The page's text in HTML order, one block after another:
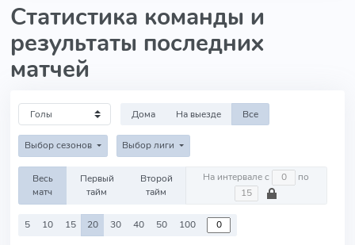
Статистика команды и
результаты последних
матчей
Дома На выезде Все
Выбор сезонов Выбор лиги
Весь
матч
Первый
тайм
Второй
тайм
На интервале с по
5 10 15 20 30 40 50 100